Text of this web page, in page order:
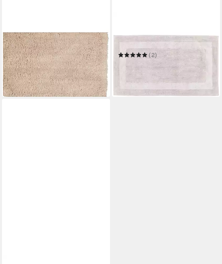
Badematte Solid 1009
ab 104,95 € UVP119,90 €
-12%
in 2-3 Werktagen bei dir
1000
(2)
ab 99,90 € 129,90 €
-23%
in 2-3 Werktagen bei dir